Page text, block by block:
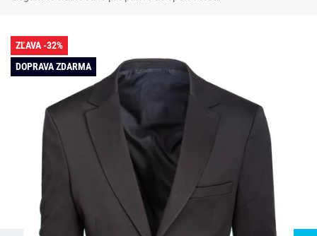
ZĽAVA -32%
DOPRAVA ZDARMA